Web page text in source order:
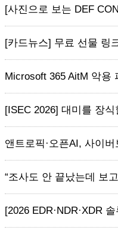
[사진으로 보는 DEF
[카드뉴스] 무료 선물 링
Microsoft 365 AitM 악용
[ISEC 2026] 대미를 장
앤트로픽·오픈AI, 사이
“조사도 안 끝났는데 보
[2026 EDR·NDR·XDR